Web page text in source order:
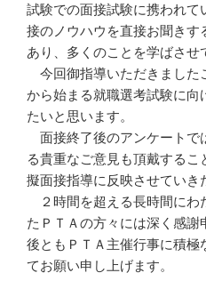
試験での面接試験に携われて
接のノウハウを直接お聞きす
あり、多くのことを学ばさせ
今回御指導いただきました
から始まる就職選考試験に向
たいと思います。
面接終了後のアンケートで
る貴重なご意見も頂戴する
擬面接指導に反映させていき
２時間を超える長時間にわ
たＰＴＡの方々には深く感謝
後ともＰＴＡ主催行事に積極
てお願い申し上げます。